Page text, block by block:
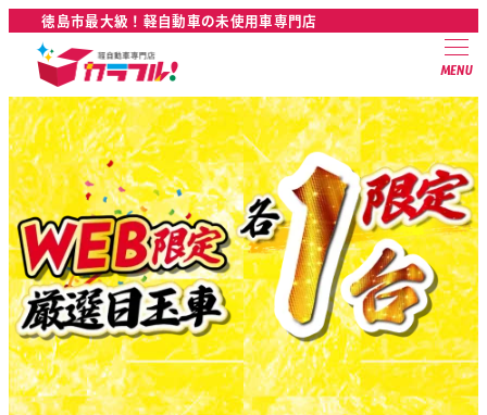
徳島市最大級！軽自動車の未使用車専門店
MENU